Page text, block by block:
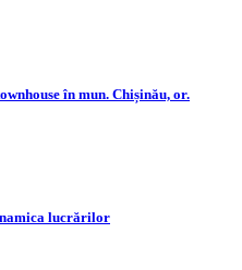
în mun. Chișinău, or.
lucrărilor